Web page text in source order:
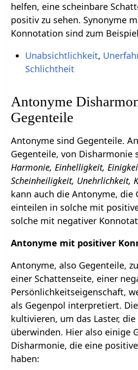
helfen, eine scheinbare
positiv zu sehen. Synonyme
Konnotation sind zum Beispiel
Unabsichtlichkeit,
Schlichtheit
Antonyme
Gegenteile
Antonyme sind Gegenteile.
Gegenteile, von Disharmonie
Harmonie, Einhelligkeit,
Scheinheiligkeit, Unehrlichkeit,
kann auch die Antonyme, die
einteilen in solche mit
solche mit negativer
Antonyme mit positiver
Antonyme, also Gegenteile,
einer Schattenseite, einer
Persönlichkeitseigenschaft,
als Gegenpol interpretiert.
kultivieren, um das Laster,
überwinden. Hier also einige
Disharmonie, die eine
haben: